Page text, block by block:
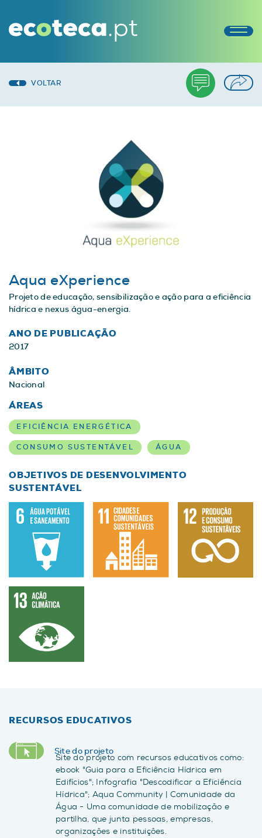
VOLTAR
Aqua eXperience
Projeto de educação, sensibilização e ação para a eficiência
hídrica e nexus água-energia.
ANO DE PUBLICAÇÃO
2017
ÂMBITO
Nacional
ÁREAS
EFICIÊNCIA ENERGÉTICA
CONSUMO SUSTENTÁVEL ÁGUA
OBJETIVOS DE DESENVOLVIMENTO
SUSTENTÁVEL
RECURSOS EDUCATIVOS
Site do projeto
Site do projeto com recursos educativos como:
ebook "Guia para a Eficiência Hídrica em
Edifícios"; Infografia "Descodificar a Eficiência
Hídrica"; Aqua Community | Comunidade da
Água - Uma comunidade de mobilização e
partilha, que junta pessoas, empresas,
organizações e instituições.